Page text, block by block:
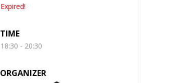
Expired!
TIME
18:30 - 20:30
ORGANIZER